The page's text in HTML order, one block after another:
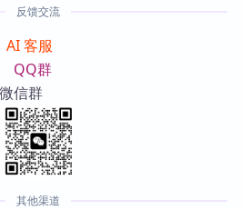
反馈交流
AI 客服
QQ群
微信群
其他渠道